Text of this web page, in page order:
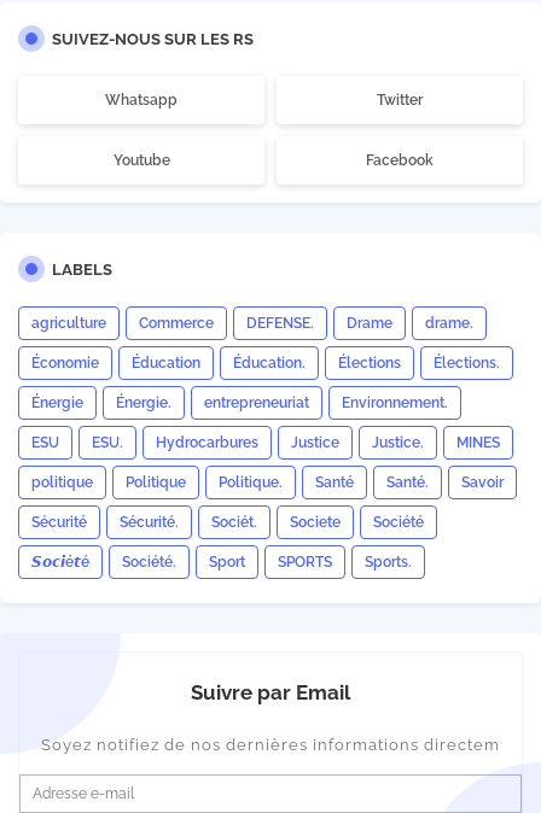
SUIVEZ-NOUS SUR LES RS
Whatsapp Twitter
Youtube Facebook
LABELS
agriculture Commerce DEFENSE. Drame drame.
Économie Éducation Éducation. Élections Élections.
Énergie Énergie. entrepreneuriat Environnement.
ESU ESU. Hydrocarbures Justice Justice. MINES
politique Politique Politique. Santé Santé. Savoir
Sécurité Sécurité. Sociét. Societe Société
𝙎𝙤𝙘𝙞é𝙩é Société. Sport SPORTS Sports.
Suivre par Email
Soyez notifiez de nos dernières informations directem